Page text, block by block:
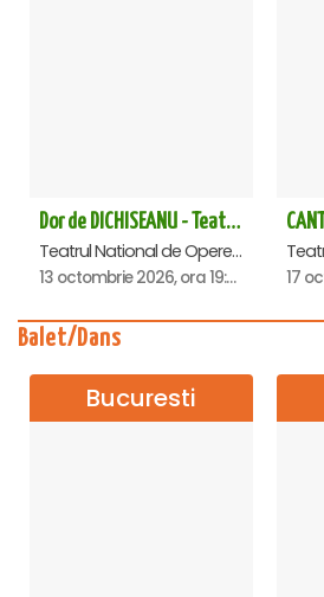
Dor de DICHISEANU - Teatrul Național de Operetă și Musical „Ion Dacian"
Teatrul National de Opereta si Musical Ion Dacian, Bucuresti
13 octombrie 2026, ora 19:00
Balet/Dans
Bucuresti